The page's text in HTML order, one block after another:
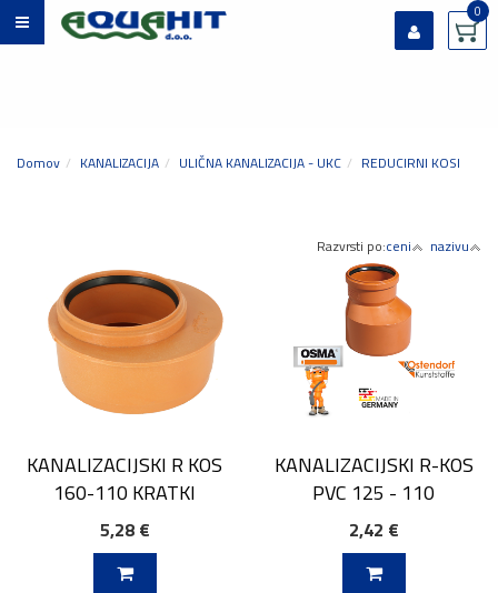
0
Domov KANALIZACIJA ULIČNA KANALIZACIJA - UKC REDUCIRNI KOSI
Razvrsti po:ceni nazivu
KANALIZACIJSKI R KOS
160-110 KRATKI
5,28 €
KANALIZACIJSKI R-KOS
PVC 125 - 110
2,42 €